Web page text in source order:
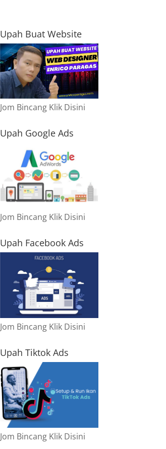
Upah Buat Website
Jom Bincang Klik Disini
Upah Google Ads
Jom Bincang Klik Disini
Upah Facebook Ads
Jom Bincang Klik Disini
Upah Tiktok Ads
Jom Bincang Klik Disini